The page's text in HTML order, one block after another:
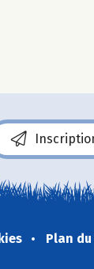
Plan